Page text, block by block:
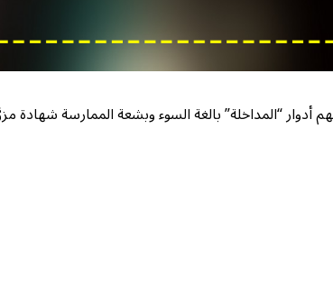
أدوار “المداخلة” بالغة السوء وبشعة الممارسة شهادة